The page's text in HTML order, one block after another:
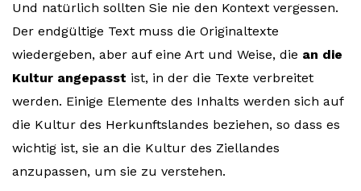
Und natürlich sollten Sie nie den Kontext vergessen.
Der endgültige Text muss die Originaltexte
wiedergeben, aber auf eine Art und Weise, die an die
Kultur angepasst ist, in der die Texte verbreitet
werden. Einige Elemente des Inhalts werden sich auf
die Kultur des Herkunftslandes beziehen, so dass es
wichtig ist, sie an die Kultur des Ziellandes
anzupassen, um sie zu verstehen.